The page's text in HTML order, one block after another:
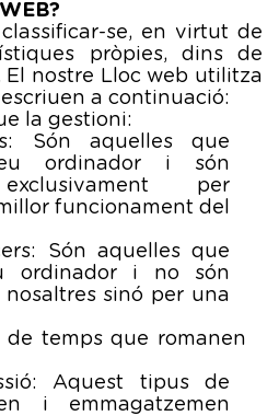
se, en virtut de
pròpies, dins de
El nostre Lloc web utilitza
a continuació:
la gestioni:
Són aquelles que
ordinador i són
per
funcionament del
Són aquelles que
ordinador i no són
sinó per una
de temps que romanen
Aquest tipus de
i emmagatzemen